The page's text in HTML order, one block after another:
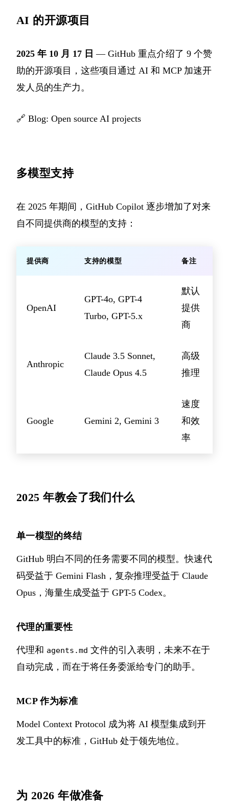
AI 的开源项目
2025 年 10 月 17 日 — GitHub 重点介绍了 9 个赞
助的开源项目，这些项目通过 AI 和 MCP 加速开
发人员的生产力。
🔗 Blog: Open source AI projects
多模型支持
在 2025 年期间，GitHub Copilot 逐步增加了对来
自不同提供商的模型的支持：
提供商 支持的模型 备注
OpenAI
GPT-4o, GPT-4
Turbo, GPT-5.x
默认
提供
商
Anthropic
Claude 3.5 Sonnet,
Claude Opus 4.5
高级
推理
Google Gemini 2, Gemini 3
速度
和效
率
2025 年教会了我们什么
单一模型的终结
GitHub 明白不同的任务需要不同的模型。快速代
码受益于 Gemini Flash，复杂推理受益于 Claude
Opus，海量生成受益于 GPT-5 Codex。
代理的重要性
代理和 agents.md 文件的引入表明，未来不在于
自动完成，而在于将任务委派给专门的助手。
MCP 作为标准
Model Context Protocol 成为将 AI 模型集成到开
发工具中的标准，GitHub 处于领先地位。
为 2026 年做准备